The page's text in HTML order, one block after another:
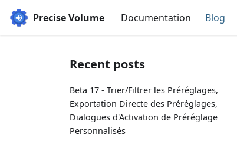
Precise Volume Documentation Blog
Recent posts
Beta 17 - Trier/Filtrer les Préréglages,
Exportation Directe des Préréglages,
Dialogues d'Activation de Préréglage
Personnalisés